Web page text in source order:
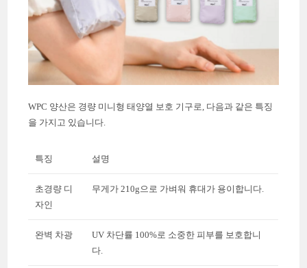
WPC 양산은 경량 미니형 태양열 보호 기구로, 다음과 같은 특징
을 가지고 있습니다.
특징 설명
초경량 디
자인
무게가 210g으로 가벼워 휴대가 용이합니다.
완벽 차광
UV 차단률 100%로 소중한 피부를 보호합니
다.